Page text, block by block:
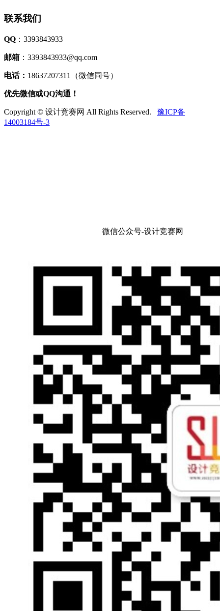
联系我们
QQ ：3393843933
邮箱 ：3393843933@qq.com
电话： 18637207311（微信同号）
优先微信或QQ沟通！
Copyright © 设计竞赛网 All Rights Reserved.
豫ICP备
14003184号-3
微信公众号-设计竞赛网